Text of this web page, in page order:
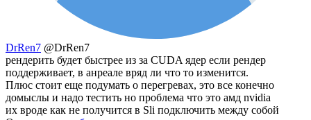
DrRen7 @DrRen7
рендерить будет быстрее из за CUDA ядер если рендер
поддерживает, в анреале вряд ли что то изменится.
Плюс стоит еще подумать о перегревах, это все конечно
домыслы и надо тестить но проблема что это амд nvidia
их вроде как не получится в Sli подключить между собой